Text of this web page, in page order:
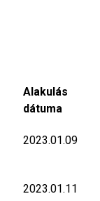
Alakulás
dátuma
2023.01.09
2023.01.11